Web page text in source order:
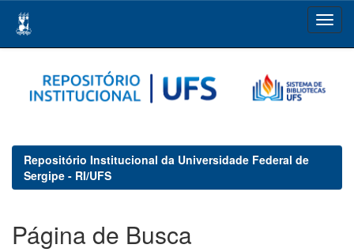
navigation
Repositório Institucional da Universidade Federal de
Sergipe - RI/UFS
Página de Busca